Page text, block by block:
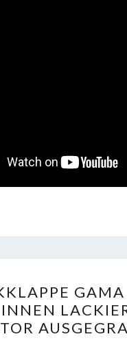
GAMA
GOAT
M561